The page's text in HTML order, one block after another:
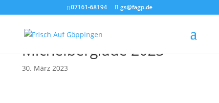
07161-68194 gs@fagp.de
Leichtathletik:
Michelbergiade 2023
30. März 2023